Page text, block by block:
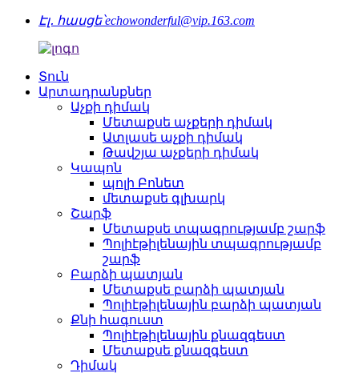
Էլ․ հասցե՝echowonderful@vip.163.com
Տուն
Արտադրանքներ
Աչքի դիմակ
Մետաքսե աչքերի դիմակ
Ատլասե աչքի դիմակ
Թավշյա աչքերի դիմակ
Կապոն
պոլի Բոնետ
մետաքսե գլխարկ
Շարֆ
Մետաքսե տպագրությամբ շարֆ
Պոլիէթիլենային տպագրությամբ
շարֆ
Բարձի պատյան
Մետաքսե բարձի պատյան
Պոլիէթիլենային բարձի պատյան
Քնի հագուստ
Պոլիէթիլենային քնազգեստ
Մետաքսե քնազգեստ
Դիմակ